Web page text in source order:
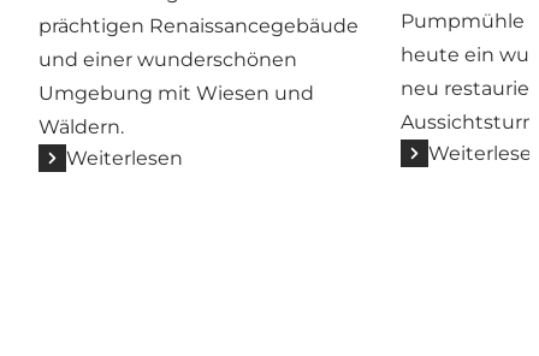
prächtigen Renaissancegebäude
und einer wunderschönen
Umgebung mit Wiesen und
Wäldern.
Weiterlesen
Pumpmühle
heute ein
neu